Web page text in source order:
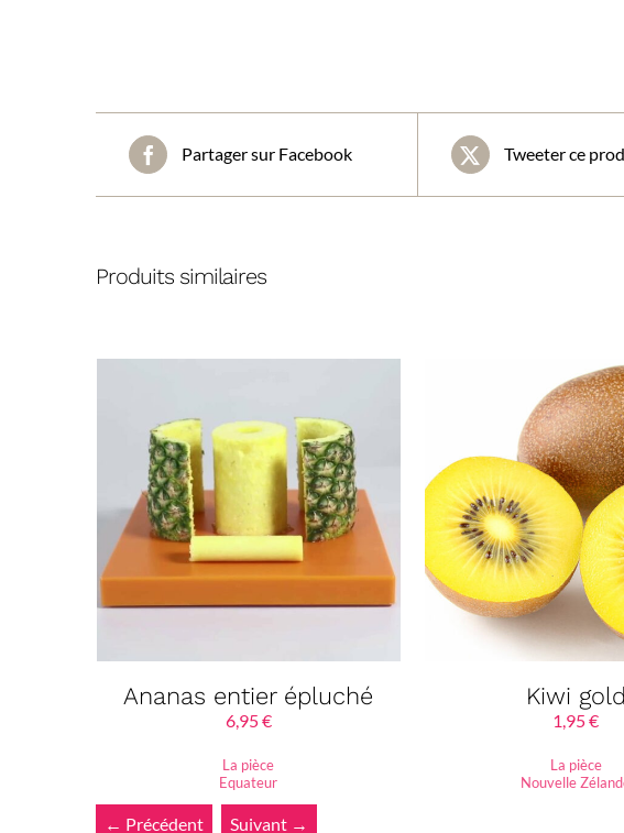
Partager sur Facebook Tweeter ce
Produits similaires
Ananas entier épluché
6,95€
La pièce
Equateur
Kiwi gold
1,95€
La pièce
Nouvelle
← Précédent Suivant →